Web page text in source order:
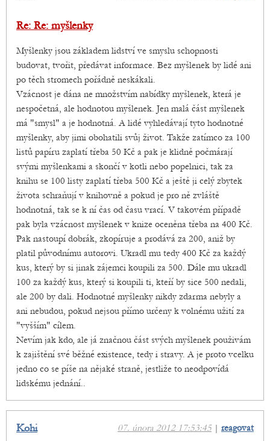
Re: Re: myšlenky
Myšlenky jsou základem lidství ve smyslu schopnosti
budovat, tvořit, předávat informace. Bez myšlenek by lidé ani
po těch stromech pořádně neskákali.
Vzácnost je dána ne množstvím nabídky myšlenek, která je
nespočetná, ale hodnotou myšlenek. Jen malá část myšlenek
má "smysl" a je hodnotná. A lidé vyhledávají tyto hodnotné
myšlenky, aby jimi obohatili svůj život. Takže zatímco za 100
listů papíru zaplatí třeba 50 Kč a pak je klidně počmárají
svými myšlenkami a skončí v kotli nebo popelnici, tak za
knihu se 100 listy zaplatí třeba 500 Kč a ještě ji celý zbytek
života schraňují v knihovně a pokud je pro ně zvláště
hodnotná, tak se k ní čas od času vrací. V takovém případě
pak byla vzácnost myšlenek v knize oceněna třeba na 400 Kč.
Pak nastoupí dobrák, zkopíruje a prodává za 200, aniž by
platil původnímu autorovi. Ukradl mu tedy 400 Kč za každý
kus, který by si jinak zájemci koupili za 500. Dále mu ukradl
100 za každý kus, který si koupili ti, kteří by sice 500 nedali,
ale 200 by dali. Hodnotné myšlenky nikdy zdarma nebyly a
ani nebudou, pokud nejsou přímo určeny k volnému užití za
"vyšším" cílem.
Nevím jak kdo, ale já značnou část svých myšlenek použivám
k zajištění své běžné existence, tedy i stravy. A je proto vcelku
jedno co se píše na nějaké straně, jestliže to neodpovídá
lidskému jednání..
07. února 2012 17:53:45| reagovat
Kohi